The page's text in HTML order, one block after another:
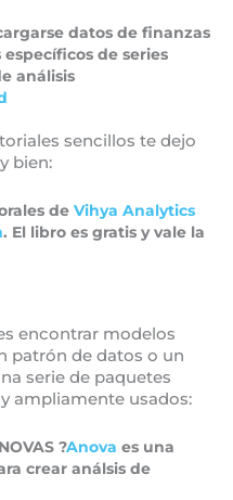
datos de finanzas
de series
análisis
sencillos te dejo
bien:
deVihya Analytics
. El libro es gratis y vale la
encontrar modelos
patrón de datos o un
serie de paquetes
ampliamente usados:
?Anova es una
crear análsis de